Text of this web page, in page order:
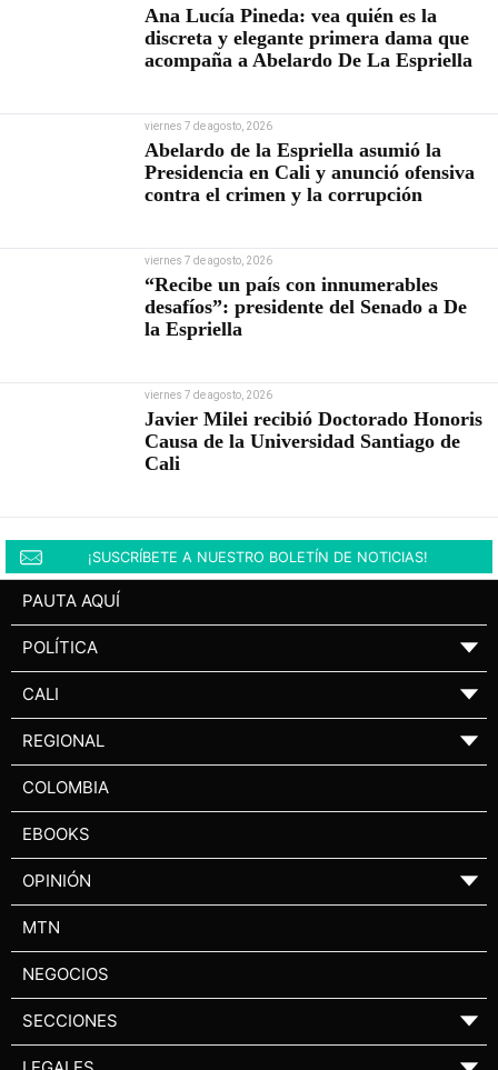
Ana Lucía Pineda: vea quién es la
discreta y elegante primera dama que
acompaña a Abelardo De La Espriella
viernes 7 de agosto, 2026
Abelardo de la Espriella asumió la
Presidencia en Cali y anunció ofensiva
contra el crimen y la corrupción
viernes 7 de agosto, 2026
“Recibe un país con innumerables
desafíos”: presidente del Senado a De
la Espriella
viernes 7 de agosto, 2026
Javier Milei recibió Doctorado Honoris
Causa de la Universidad Santiago de
Cali
¡SUSCRÍBETE A NUESTRO BOLETÍN DE NOTICIAS!
PAUTA AQUÍ
POLÍTICA ▼
CALI ▼
REGIONAL ▼
COLOMBIA
EBOOKS
OPINIÓN ▼
MTN
NEGOCIOS
SECCIONES ▼